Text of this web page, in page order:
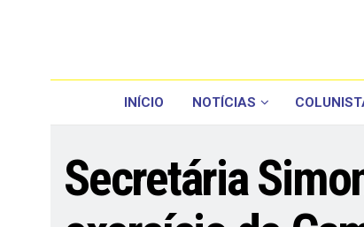
INÍCIO NOTÍCIAS
Secretária